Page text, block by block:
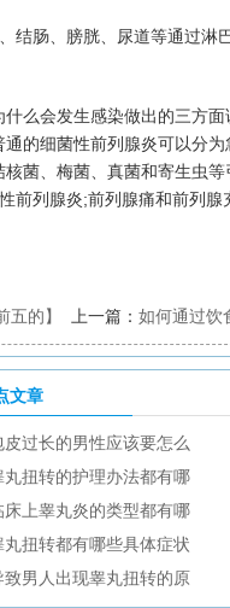
肠、膀胱、尿道等通过淋
么会发生感染做出的三方面
的细菌性前列腺炎可以分为
菌、梅菌、真菌和寄生虫等
前列腺炎;前列腺痛和前列腺
上一篇： 如何通过饮
的】
文章
皮过长的男性应该要怎么
丸扭转的护理办法都有哪
床上睾丸炎的类型都有哪
丸扭转都有哪些具体症状
致男人出现睾丸扭转的原